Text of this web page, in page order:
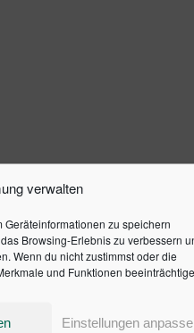
verwalten
zu speichern
Browsing-Erlebnis zu verbessern
Wenn du nicht zustimmst oder die
und Funktionen
Einstellungen